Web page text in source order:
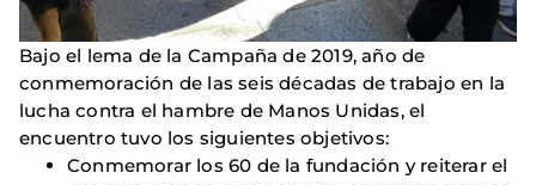
Bajo el lema de la Campaña de 2019, año de
conmemoración de las seis décadas de trabajo en la
lucha contra el hambre de Manos Unidas, el
encuentro tuvo los siguientes objetivos:
Conmemorar los 60 de la fundación y reiterar el